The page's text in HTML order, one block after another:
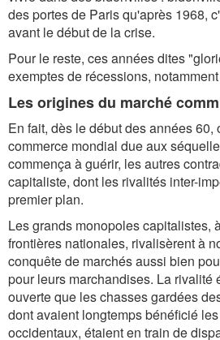
des portes de Paris qu'après 1968,
avant le début de la crise.
Pour le reste, ces années dites
exemptes de récessions,
Les origines du marché
En fait, dès le début des années 60,
commerce mondial due aux
commença à guérir, les autres
capitaliste, dont les rivalités inter-
premier plan.
Les grands monopoles capitalistes,
frontières nationales, rivalisèrent à
conquête de marchés aussi bien
pour leurs marchandises. La rivalité
ouverte que les chasses gardées
dont avaient longtemps bénéficié
occidentaux, étaient en train de